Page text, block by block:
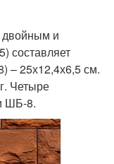
двойным и
составляет
– 25х12,4х6,5 см.
Четыре
ШБ-8.